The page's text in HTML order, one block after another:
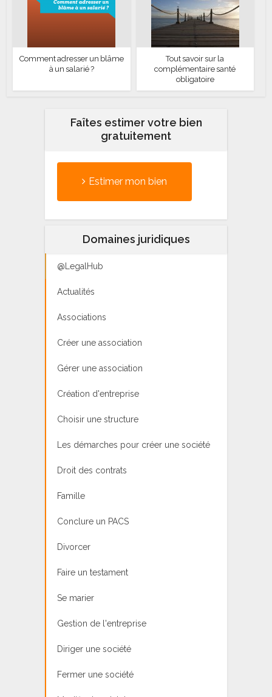
Comment adresser un blâme
à un salarié ?
Tout savoir sur la
complémentaire santé
obligatoire
Faîtes estimer votre bien
gratuitement
Estimer mon bien
Domaines juridiques
@LegalHub
Actualités
Associations
Créer une association
Gérer une association
Création d'entreprise
Choisir une structure
Les démarches pour créer une société
Droit des contrats
Famille
Conclure un PACS
Divorcer
Faire un testament
Se marier
Gestion de l'entreprise
Diriger une société
Fermer une société